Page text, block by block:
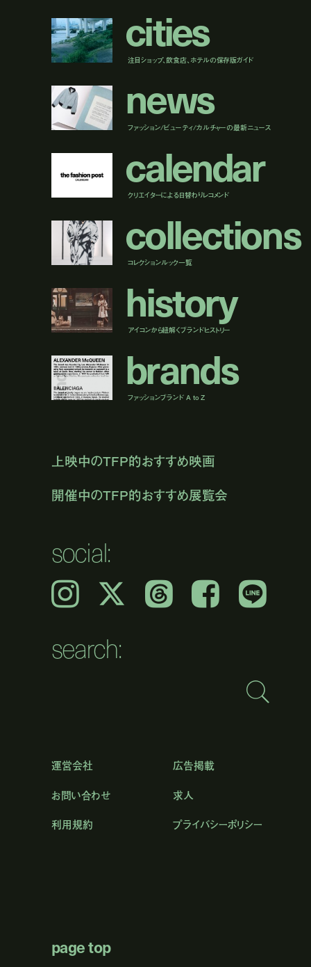
cities
注目ショップ、飲食店、ホテルの保存版ガイド
news
ファッション/ビューティ/カルチャーの最新ニュース
calendar
クリエイターによる日替わりレコメンド
collections
コレクションルック一覧
history
アイコンから紐解くブランドヒストリー
brands
ファッションブランド A to Z
上映中のTFP的おすすめ映画
開催中のTFP的おすすめ展覧会
social:
Instagram 𝕏 Threads Facebook LINE
search:
運営会社
広告掲載
お問い合わせ
求人
利用規約 プライバシーポリシー
page top